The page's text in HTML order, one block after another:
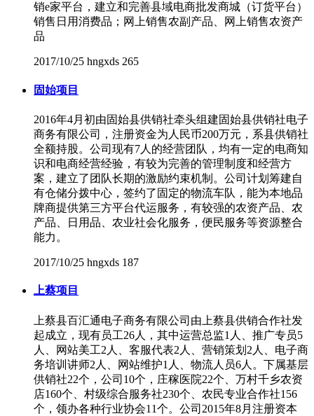
销e家平台，建立和完善县域电商批发商城（订货平台）
销售日用消费品；网上销售农副产品、网上销售农资产
品
2017/10/25 hngxds 265
固始项目
2016年4月初由固始县供销社牵头组建固始县供销社电子
商务有限公司，注册资金为人民币200万元，系县供销社
全额持股。公司现有7人的经营团队，均有一定的电商知
识和电商经营经验，有较为完善的管理制度和经营方
案，建立了团队长期的激励约束机制。公司计划筹建自
有仓储分拨中心，签约了固定的物流车队，能为本地品
牌商提供第三方平台代运服务，有较强的农资产品、农
产品、日用品、农业社会化服务，便民服务等资源整合
能力。
2017/10/25 hngxds 187
上蔡项目
上蔡县百汇通电子商务有限公司由上蔡县供销合作社发
起成立，现有员工26人，其中运营总监1人、推广专员5
人、网站美工2人、客服代表2人、营销策划2人、电子商
务培训讲师2人、网站维护1人、物流人员6人。下属基层
供销社22个，公司10个，庄稼医院22个、万村千乡农资
店160个、村级综合服务社230个、农民专业合作社156
个，领办各种行业协会11个。公司2015年8月注册资本